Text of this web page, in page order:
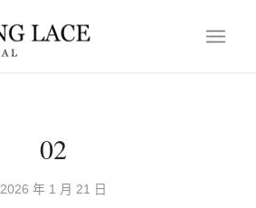
02
2026 年 1 月 21 日